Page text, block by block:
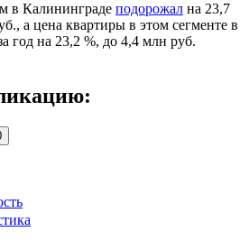
в Калининграде подорожал на 23,7
а цена квартиры в этом сегменте в
год на 23,2 %, до 4,4 млн руб.